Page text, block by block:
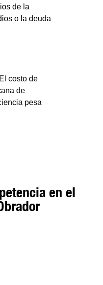
de la
o la deuda
costo de
de
pesa
en el